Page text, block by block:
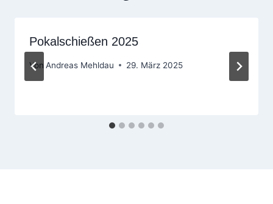
Pokalschießen 2025
Von Andreas Mehldau 29. März 2025